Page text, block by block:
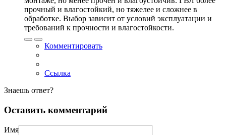
прочный и влагостойкий, но тяжелее и сложнее в
обработке. Выбор зависит от условий эксплуатации и
требований к прочности и влагостойкости.
Комментировать
Ссылка
Знаешь ответ?
Оставить комментарий
Имя